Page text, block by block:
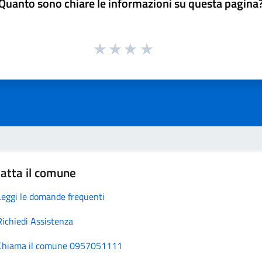
il comune
le domande frequenti
Assistenza
il comune 0957051111